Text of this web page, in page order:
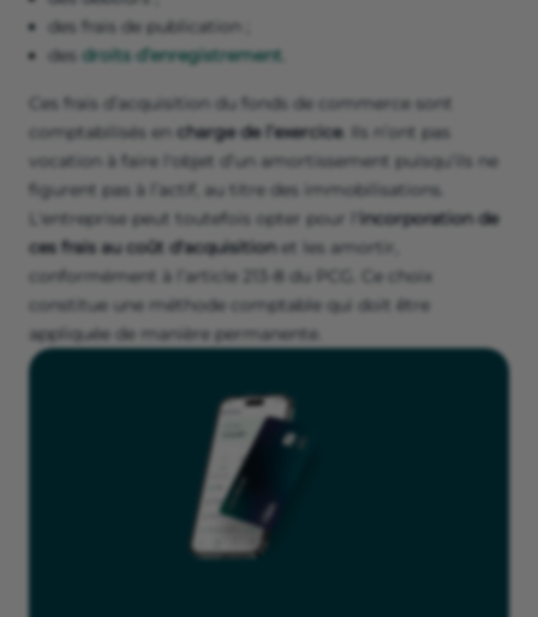
des frais de publication ;
des droits d’enregistrement
Ces frais d’acquisition du fonds de commerce sont
comptabilisés en charge de l’exercice. Ils n’ont pas
vocation à faire l'objet d’un amortissement puisqu’ils ne
figurent pas à l’actif, au titre des immobilisations.
L'entreprise peut toutefois opter pour l'
incorporation de
ces frais au coût d'acquisitionet les amortir,
conformément à l’article 213-8 du PCG. Ce choix
constitue une méthode comptable qui doit être
appliquée de manière permanente.